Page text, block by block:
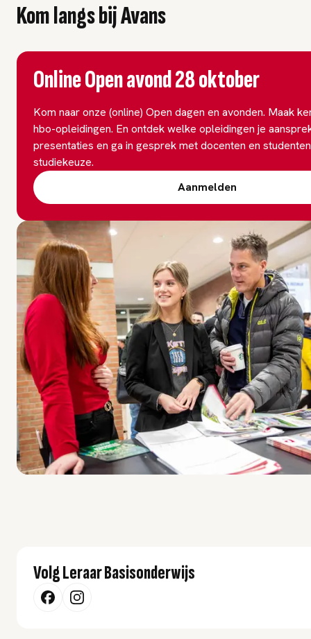
Kom langs bij Avans
Online Open avond 28 oktober
Kom naar onze (online) Open dagen en avonden. Maak
hbo-opleidingen. En ontdek welke opleidingen je
presentaties en ga in gesprek met docenten en
studiekeuze.
Aanmelden
Volg Leraar Basisonderwijs